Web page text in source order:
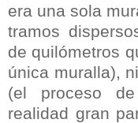
era una sola
tramos
de quilómetros
única muralla),
(el proceso
realidad gran